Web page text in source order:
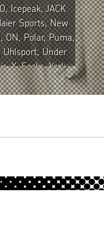
Icepeak, JACK
Sports, New
ON, Polar, Puma,
Uhlsport, Under
X-Socks, York
Herren und
an.